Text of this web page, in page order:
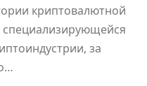
криптовалютной
за